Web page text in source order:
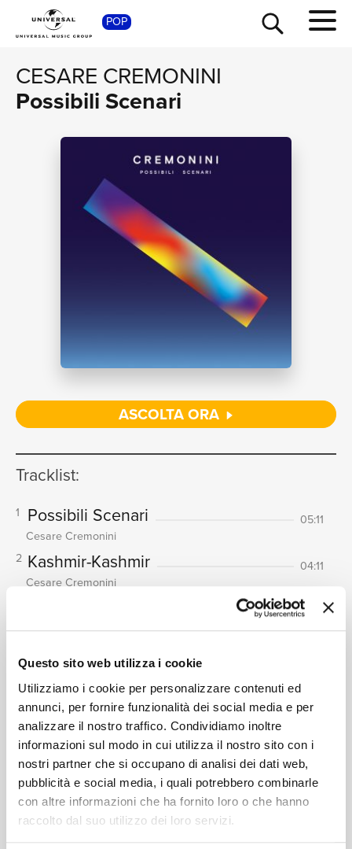
Questo sito web utilizza i cookie
Utilizziamo i cookie per personalizzare contenuti ed
annunci, per fornire funzionalità dei social media e per
analizzare il nostro traffico. Condividiamo inoltre
informazioni sul modo in cui utilizza il nostro sito con i
nostri partner che si occupano di analisi dei dati web,
pubblicità e social media, i quali potrebbero combinarle
con altre informazioni che ha fornito loro o che hanno
raccolto dal suo utilizzo dei loro servizi.
POP
CESARE CREMONINI
Possibili Scenari
ASCOLTA ORA
Tracklist:
1 Possibili Scenari
05:11
Cesare Cremonini
2 Kashmir-Kashmir
04:11
Cesare Cremonini
04:52
Cesare Cremonini
Un Uomo Nuovo
5 Nessuno Vuole Essere Robin
04:45
Cesare Cremonini
6 Silent Hill
04:13
Cesare Cremonini
7 Il Cielo Era Sereno
04:34
Cesare Cremonini
TOUR
NEWS
RICERCA
CHI
SIAMO
CONTATTI